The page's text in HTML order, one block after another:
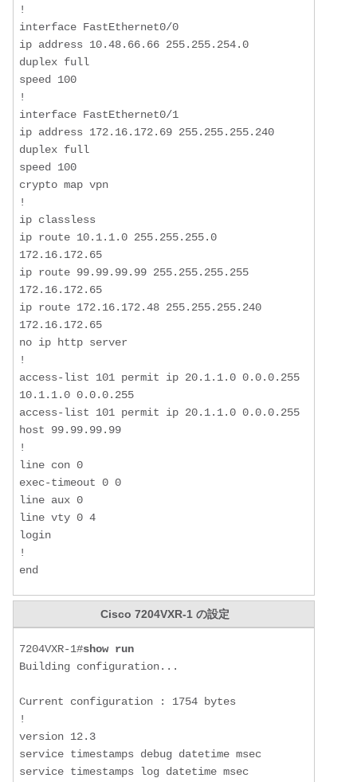
!
interface FastEthernet0/0
ip address 10.48.66.66 255.255.254.0
duplex full
speed 100
!
interface FastEthernet0/1
ip address 172.16.172.69 255.255.255.240
duplex full
speed 100
crypto map vpn
!
ip classless
ip route 10.1.1.0 255.255.255.0
172.16.172.65
ip route 99.99.99.99 255.255.255.255
172.16.172.65
ip route 172.16.172.48 255.255.255.240
172.16.172.65
no ip http server
!
access-list 101 permit ip 20.1.1.0 0.0.0.255
10.1.1.0 0.0.0.255
access-list 101 permit ip 20.1.1.0 0.0.0.255
host 99.99.99.99
!
line con 0
exec-timeout 0 0
line aux 0
line vty 0 4
login
!
end
Cisco 7204VXR-1 の設定
7204VXR-1#show run
Building configuration...
Current configuration : 1754 bytes
!
version 12.3
service timestamps debug datetime msec
service timestamps log datetime msec